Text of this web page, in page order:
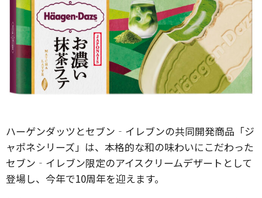
ハーゲンダッツとセブン‐イレブンの共同開発商品「ジ
ャポネシリーズ」は、本格的な和の味わいにこだわった
セブン‐イレブン限定のアイスクリームデザートとして
登場し、今年で10周年を迎えます。